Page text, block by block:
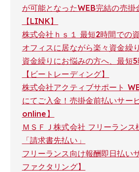
が可能となったWEB完結の売掛
【LINK】
株式会社ｈｓ１ 最短2時間での
オフィスに居ながら楽々資金繰
資金繰りにお悩みの方へ、最短5
【ビートレーディング】
株式会社アクティブサポート
にてご入金！売掛金前払いサー
online】
ＭＳＦＪ株式会社 フリーラン
「請求書先払い」
フリーランス向け報酬即日払い
ファクタリング】